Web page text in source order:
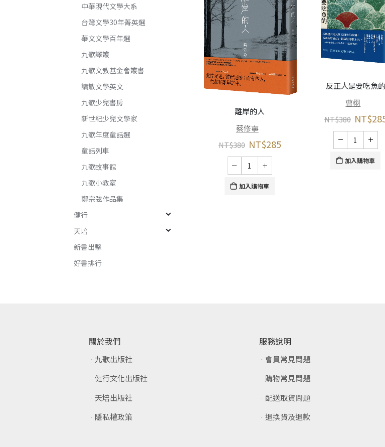
靈異三部曲：看得見的
楊桃香
桂春．米雅
離岸的人
蔡修寧
NT$380 NT$285
加入購物車
反正人是要吃魚的
曹栩
NT$380 NT$
加入購物車
中華現代文學大系
台灣文學30年菁英選
華文文學百年選
九歌譯叢
九歌文教基金會叢書
讀散文學英文
九歌少兒書房
新世紀少兒文學家
九歌年度童話選
童話列車
九歌故事館
九歌小教室
鄭宗弦作品集
健行
天培
新書出擊
好書排行
關於我們
九歌出版社
健行文化出版社
天培出版社
隱私權政策
服務說明
會員常見問題
購物常見問題
配送取貨問題
退換貨及退款